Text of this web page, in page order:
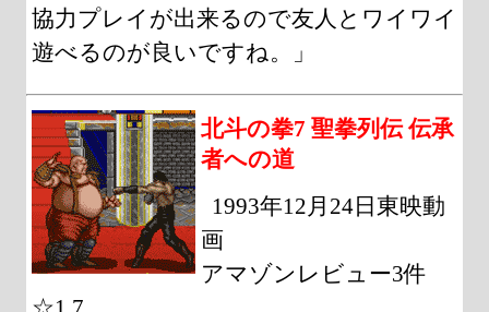
協力プレイが出来るので友人とワイワイ
遊べるのが良いですね。」
北斗の拳7 聖拳列伝 伝承
者への道
1993年12月24日東映動
画
アマゾンレビュー3件